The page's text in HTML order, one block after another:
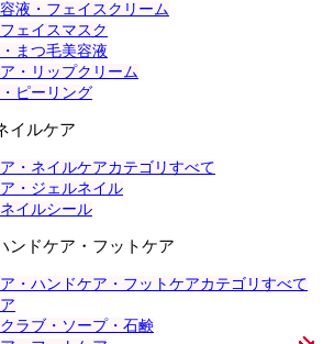
液・フェイスクリーム
ェイスマスク
まつ毛美容液
・リップクリーム
ピーリング
イルケア
・ネイルケアカテゴリすべて
・ジェルネイル
イルシール
ンドケア・フットケア
・ハンドケア・フットケアカテゴリすべて
ラブ・ソープ・石鹸